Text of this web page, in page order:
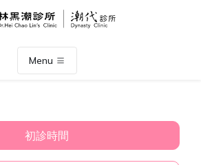
Menu
初診時間